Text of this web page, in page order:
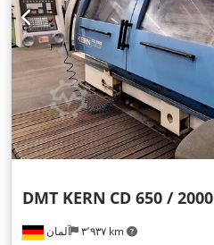
آلمان ۳٬۹۳۷ km
DMT KERN CD 650 / 2000